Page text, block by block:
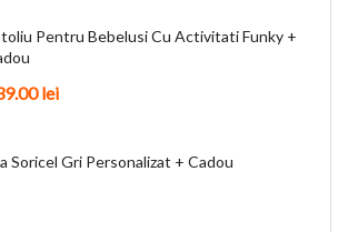
Pentru Bebelusi Cu Activitati Funky +
lei
Soricel Gri Personalizat + Cadou